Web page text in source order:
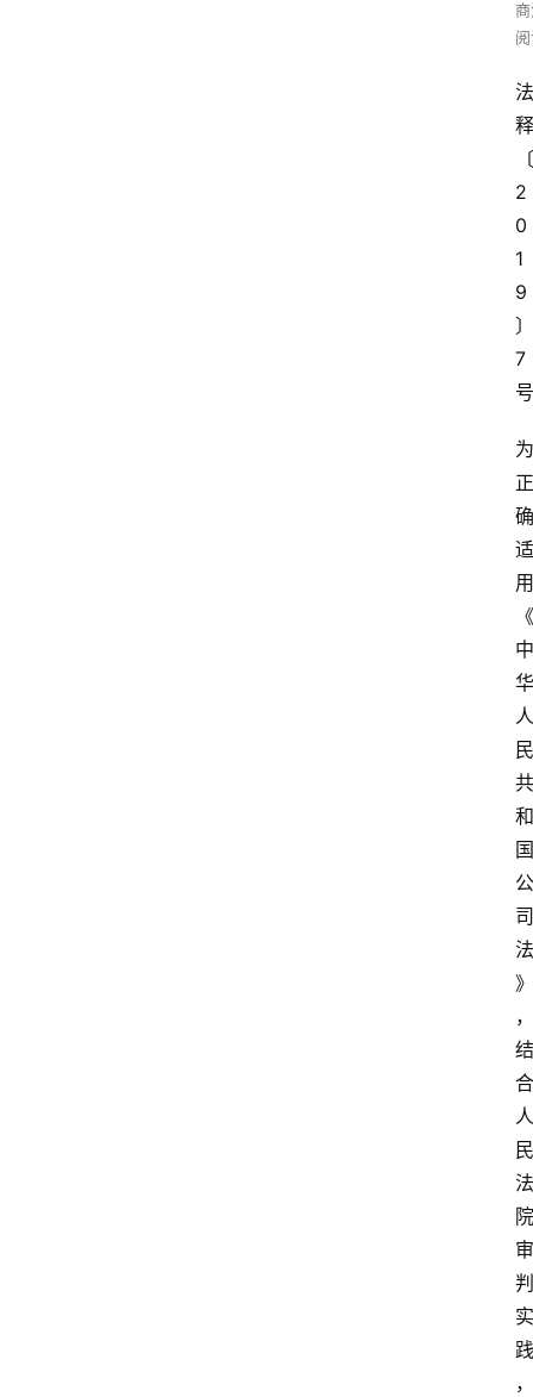
法
释
〔
2
0
1
9
〕
7
号
为
正
确
适
用
《
中
华
人
民
共
和
国
公
司
法
》
，
结
合
人
民
法
院
审
判
实
践
，